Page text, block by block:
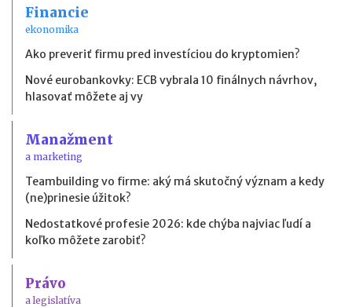
Financie
ekonomika
Ako preveriť firmu pred investíciou do kryptomien?
Nové eurobankovky: ECB vybrala 10 finálnych návrhov,
hlasovať môžete aj vy
Manažment
a marketing
Teambuilding vo firme: aký má skutočný význam a kedy
(ne)prinesie úžitok?
Nedostatkové profesie 2026: kde chýba najviac ľudí a
koľko môžete zarobiť?
Právo
a legislatíva